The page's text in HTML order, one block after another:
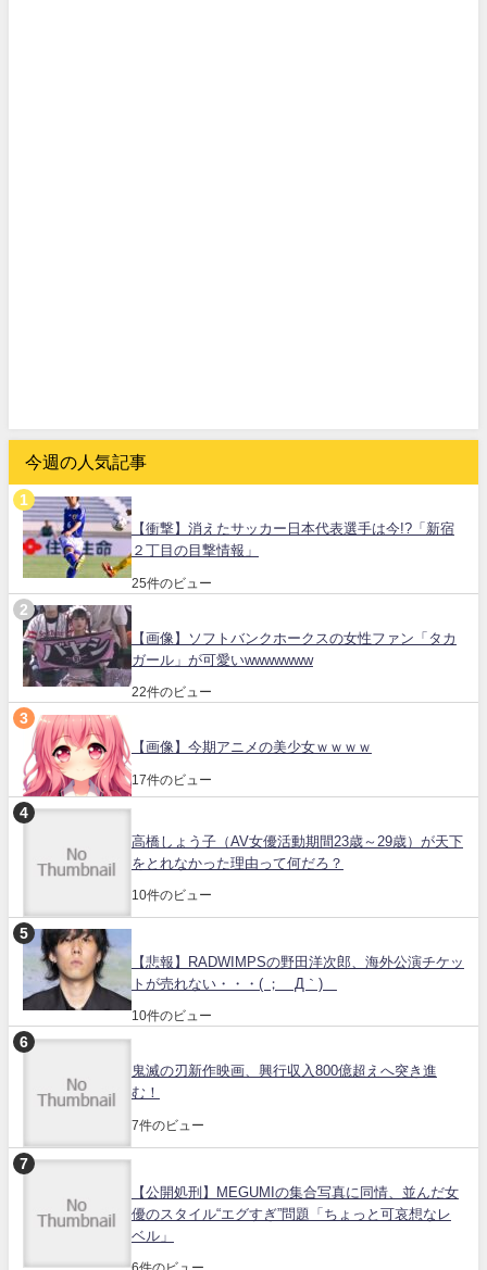
今週の人気記事
【衝撃】消えたサッカー日本代表選手は今!?「新宿
２丁目の目撃情報」
25件のビュー
【画像】ソフトバンクホークスの女性ファン「タカ
ガール」が可愛いwwwwwww
22件のビュー
【画像】今期アニメの美少女ｗｗｗｗ
17件のビュー
高橋しょう子（AV女優活動期間23歳～29歳）が天下
をとれなかった理由って何だろ？
10件のビュー
【悲報】RADWIMPSの野田洋次郎、海外公演チケッ
トが売れない・・・( ；´Д｀)
10件のビュー
鬼滅の刃新作映画、興行収入800億超えへ突き進
む！
7件のビュー
【公開処刑】MEGUMIの集合写真に同情、並んだ女
優のスタイル“エグすぎ”問題「ちょっと可哀想なレ
ベル」